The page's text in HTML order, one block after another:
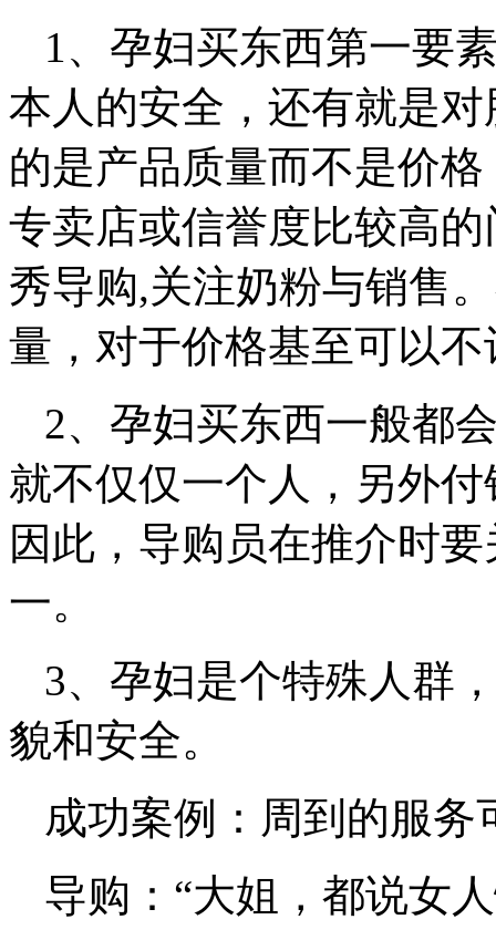
1、孕妇买东西第一要
本人的安全，还有就是
的是产品质量而不是价
专卖店或信誉度比较高
秀导购,关注奶粉与销售
量，对于价格基至可以不
2、孕妇买东西一般都
就不仅仅一个人，另外
因此，导购员在推介时
一。
3、孕妇是个特殊人群
貌和安全。
成功案例：周到的服
导购：“大姐，都说女